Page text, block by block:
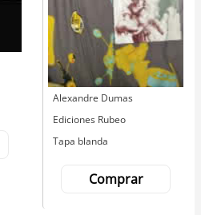
Autor
Alexandre Dumas
Editorial
Ediciones Rubeo
Tapa blanda
Comprar